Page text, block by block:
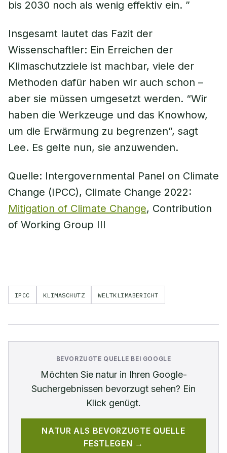
bis 2030 noch als wenig effektiv ein. ”
Insgesamt lautet das Fazit der
Wissenschaftler: Ein Erreichen der
Klimaschutzziele ist machbar, viele der
Methoden dafür haben wir auch schon –
aber sie müssen umgesetzt werden. “Wir
haben die Werkzeuge und das Knowhow,
um die Erwärmung zu begrenzen”, sagt
Lee. Es gelte nun, sie anzuwenden.
Quelle: Intergovernmental Panel on Climate
Change (IPCC), Climate Change 2022:
Mitigation of Climate Change, Contribution
of Working Group III
IPCC KLIMASCHUTZ WELTKLIMABERICHT
BEVORZUGTE QUELLE BEI GOOGLE
Möchten Sie naturin Ihren Google-
Suchergebnissen bevorzugt sehen? Ein
Klick genügt.
NATUR ALS BEVORZUGTE QUELLE
FESTLEGEN →